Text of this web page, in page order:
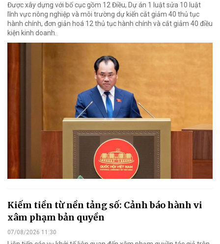
Được xây dựng với bố cục gồm 12 Điều, Dự án 1 luật sửa 10 luật
lĩnh vực nông nghiệp và môi trường dự kiến cắt giảm 40 thủ tục
hành chính, đơn giản hoá 12 thủ tục hành chính và cắt giảm 40 điều
kiện kinh doanh.
Kiếm tiền từ nền tảng số: Cảnh báo hành vi
xâm phạm bản quyền
07/08/2026 11:30